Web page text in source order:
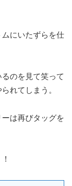
にいたずらを仕
のを見て笑って
れてしまう。
は再びタッグを